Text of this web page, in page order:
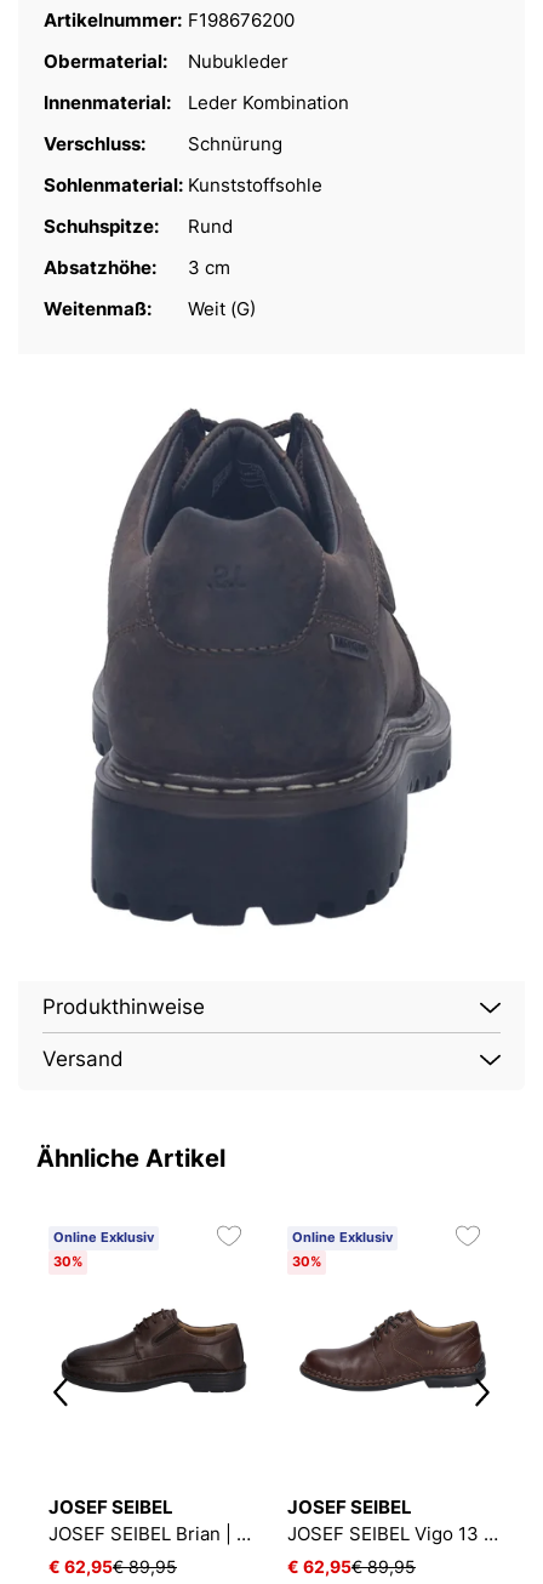
Artikelnummer: F198676200
Obermaterial:
Nubukleder
Innenmaterial:
Leder Kombination
Verschluss:
Schnürung
Sohlenmaterial: Kunststoffsohle
Schuhspitze:
Rund
Absatzhöhe:
3 cm
Weitenmaß:
Weit (G)
Produkthinweise
Versand
Ähnliche Artikel
Online Exklusiv
30%
JOSEF SEIBEL
JOSEF SEIBEL Brian | Halbschuh für Herren | Braun
€ 62,95€ 89,95
Online Exklusiv
30%
JOSEF SEIBEL
JOSEF SEIBEL Vigo 13 | Halbschuh für Herren | Braun
€ 62,95€ 89,95